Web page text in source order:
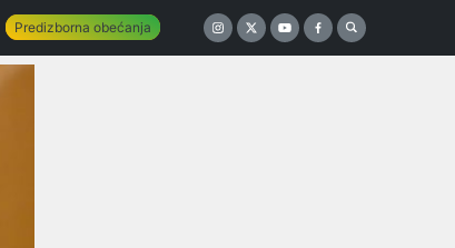
Predizborna obećanja